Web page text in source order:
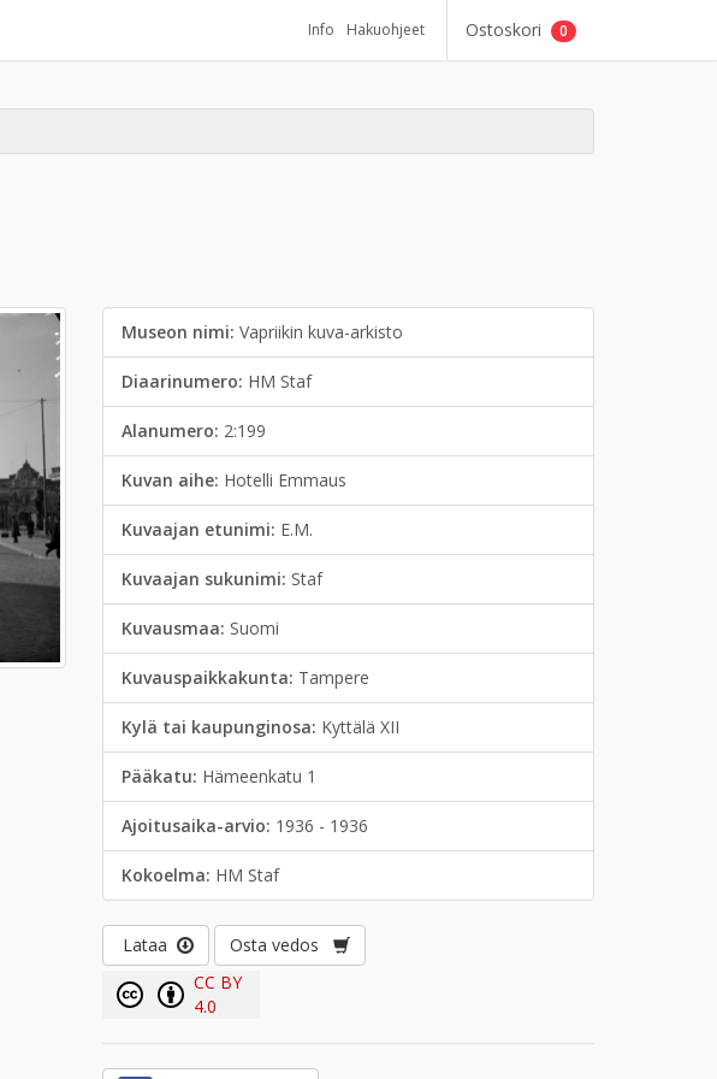
Info Hakuohjeet Ostoskori 0
Museon nimi:Vapriikin kuva-arkisto
Diaarinumero: HM Staf
Alanumero: 2:199
Kuvan aihe: Hotelli Emmaus
Kuvaajan etunimi: E.M.
Kuvaajan sukunimi: Staf
Kuvausmaa: Suomi
Kuvauspaikkakunta: Tampere
Kylä tai kaupunginosa: Kyttälä XII
Pääkatu: Hämeenkatu 1
Ajoitusaika-arvio: 1936 - 1936
Kokoelma: HM Staf
Lataa
Osta vedos
CC BY
4.0